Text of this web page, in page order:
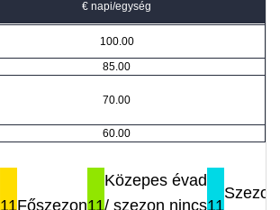
€ napi/egység
100.00
85.00
70.00
60.00
11Főszezon11
Közepes évad
/ szezon nincs11